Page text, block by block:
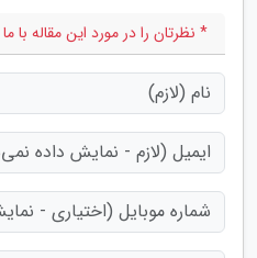
* نظرتان را در مورد این مقاله با